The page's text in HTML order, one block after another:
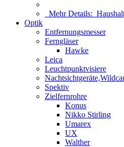
Mehr Details:
Optik
Entfernungsmesser
Ferngläser
Hawke
Leica
Leuchtpunktvisiere
Spektiv
Zielfernrohre
Konus
Nikko Stirling
Umarex
UX
Walther